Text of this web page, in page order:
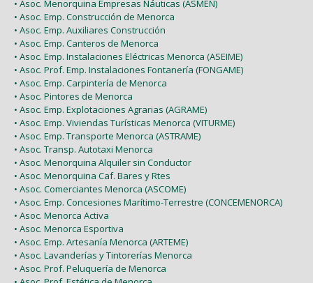
• Asoc. Menorquina Empresas Náuticas (ASMEN)
• Asoc. Emp. Construcción de Menorca
• Asoc. Emp. Auxiliares Construcción
• Asoc. Emp. Canteros de Menorca
• Asoc. Emp. Instalaciones Eléctricas Menorca (ASEIME)
• Asoc. Prof. Emp. Instalaciones Fontanería (FONGAME)
• Asoc. Emp. Carpintería de Menorca
• Asoc. Pintores de Menorca
• Asoc. Emp. Explotaciones Agrarias (AGRAME)
• Asoc. Emp. Viviendas Turísticas Menorca (VITURME)
• Asoc. Emp. Transporte Menorca (ASTRAME)
• Asoc. Transp. Autotaxi Menorca
• Asoc. Menorquina Alquiler sin Conductor
• Asoc. Menorquina Caf. Bares y Rtes
• Asoc. Comerciantes Menorca (ASCOME)
• Asoc. Emp. Concesiones Marítimo-Terrestre (CONCEMENORCA)
• Asoc. Menorca Activa
• Asoc. Menorca Esportiva
• Asoc. Emp. Artesanía Menorca (ARTEME)
• Asoc. Lavanderías y Tintorerías Menorca
• Asoc. Prof. Peluquería de Menorca